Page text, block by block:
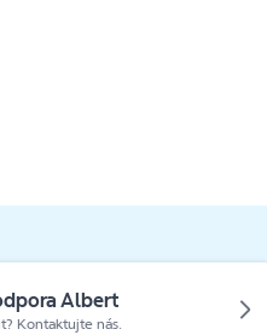
Albert
Kontaktujte nás.